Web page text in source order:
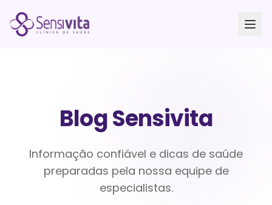
Blog Sensivita
Informação confiável e dicas de saúde
preparadas pela nossa equipe de
especialistas.